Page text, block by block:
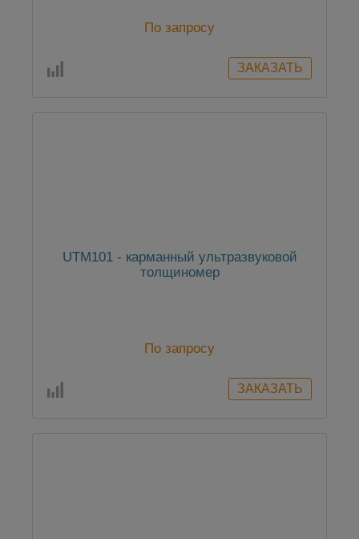
По запросу
UTM101 - карманный ультразвуковой
толщиномер
По запросу